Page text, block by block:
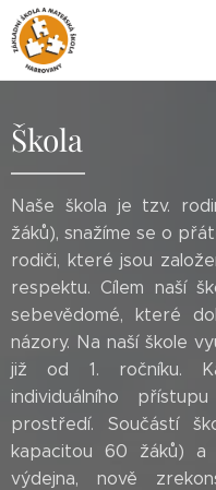
Škola
Naše škola je tzv.
žáků), snažíme se o
rodiči, které jsou
respektu. Cílem naší
sebevědomé, které
názory. Na naší škole
již od 1. ročníku.
individuálního
prostředí. Součástí
kapacitou 60 žáků) a
výdejna, nově